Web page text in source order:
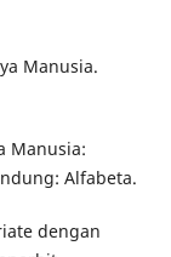
Manusia.
Manusia:
Alfabeta.
dengan